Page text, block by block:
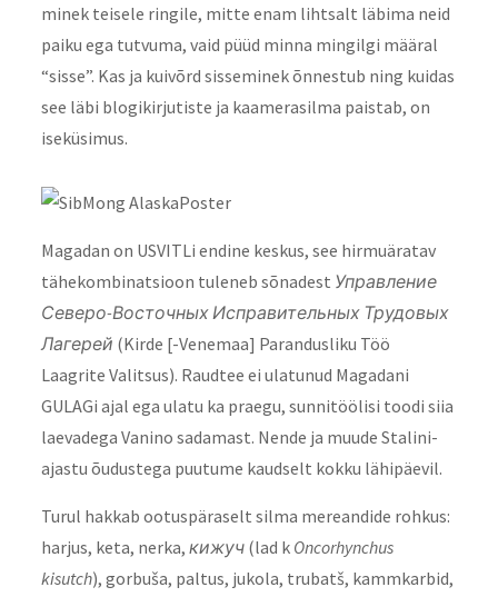
minek teisele ringile, mitte enam lihtsalt läbima neid
paiku ega tutvuma, vaid püüd minna mingilgi määral
“sisse”. Kas ja kuivõrd sisseminek õnnestub ning kuidas
see läbi blogikirjutiste ja kaamerasilma paistab, on
iseküsimus.
Magadan on USVITLi endine keskus, see hirmuäratav
tähekombinatsioon tuleneb sõnadest Управление
Северо-Восточных Исправительных Трудовых
Лагерей (Kirde [-Venemaa] Parandusliku Töö
Laagrite Valitsus). Raudtee ei ulatunud Magadani
GULAGi ajal ega ulatu ka praegu, sunnitöölisi toodi siia
laevadega Vanino sadamast. Nende ja muude Stalini-
ajastu õudustega puutume kaudselt kokku lähipäevil.
Turul hakkab ootuspäraselt silma mereandide rohkus:
harjus, keta, nerka, кижуч(lad k Oncorhynchus
kisutch), gorbuša, paltus, jukola, trubatš, kammkarbid,